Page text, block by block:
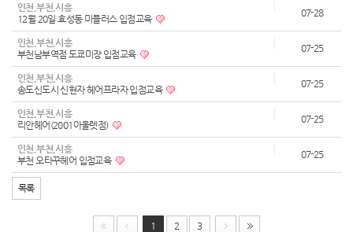
인천,부천,시흥
12월 20일 효성동 미플러스 입점교육
07-28
인천,부천,시흥
부천남부역점 도쿄미장 입점교육
07-25
인천,부천,시흥
송도신도시 신현자 헤어프라자 입점교육
07-25
인천,부천,시흥
리안헤어(2001아울렛점)
07-25
인천,부천,시흥
부천 오타꾸헤어 입점교육
07-25
목록
1 2 3